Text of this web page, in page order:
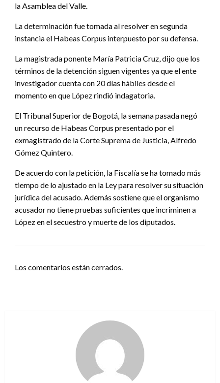
la Asamblea del Valle.
La determinación fue tomada al resolver en segunda
instancia el Habeas Corpus interpuesto por su defensa.
La magistrada ponente María Patricia Cruz, dijo que los
términos de la detención siguen vigentes ya que el ente
investigador cuenta con 20 días hábiles desde el
momento en que López rindió indagatoria.
El Tribunal Superior de Bogotá, la semana pasada negó
un recurso de Habeas Corpus presentado por el
exmagistrado de la Corte Suprema de Justicia, Alfredo
Gómez Quintero.
De acuerdo con la petición, la Fiscalía se ha tomado más
tiempo de lo ajustado en la Ley para resolver su situación
jurídica del acusado. Además sostiene que el organismo
acusador no tiene pruebas suficientes que incriminen a
López en el secuestro y muerte de los diputados.
Los comentarios están cerrados.